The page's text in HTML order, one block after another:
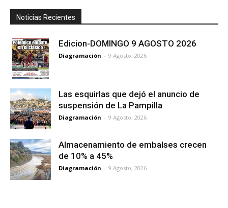
Noticias Recientes
Edicion-DOMINGO 9 AGOSTO 2026
Diagramación - 9 Agosto, 2026
Las esquirlas que dejó el anuncio de
suspensión de La Pampilla
Diagramación - 9 Agosto, 2026
Almacenamiento de embalses crecen
de 10% a 45%
Diagramación - 9 Agosto, 2026